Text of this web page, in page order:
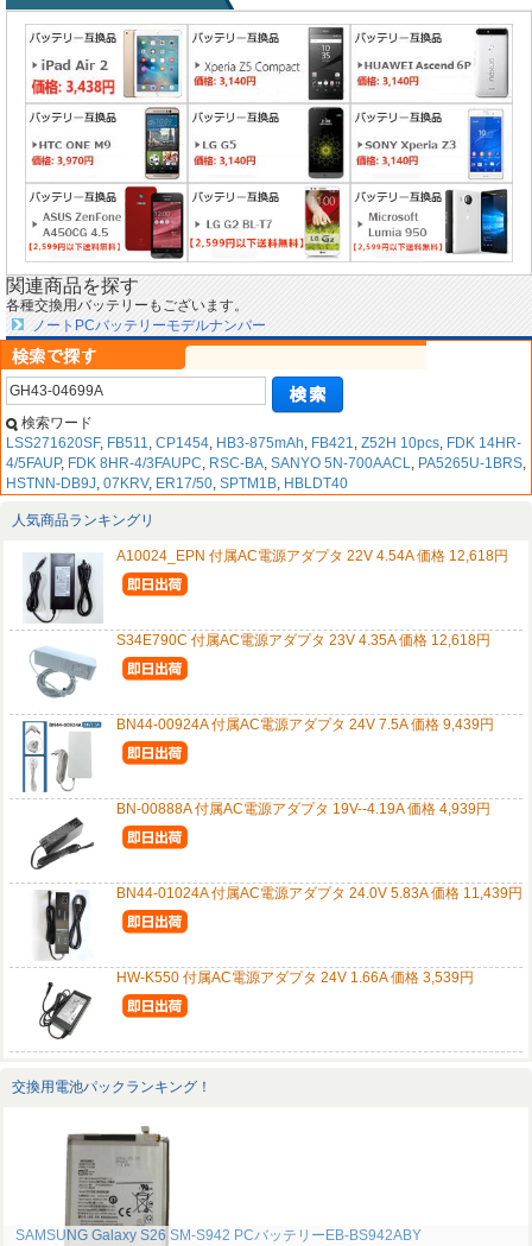
関連商品を探す
各種交換用バッテリーもございます。
ノートPCバッテリーモデルナンバー
検索ワード
LSS271620SF, FB511, CP1454, HB3-875mAh, FB421, Z52H 10pcs, FDK 14HR-
4/5FAUP, FDK 8HR-4/3FAUPC, RSC-BA, SANYO 5N-700AACL, PA5265U-1BRS,
HSTNN-DB9J, 07KRV, ER17/50, SPTM1B, HBLDT40
人気商品ランキングリ
A10024_EPN 付属AC電源アダプタ 22V 4.54A 価格 12,618円
S34E790C 付属AC電源アダプタ 23V 4.35A 価格 12,618円
BN44-00924A 付属AC電源アダプタ 24V 7.5A 価格 9,439円
BN-00888A 付属AC電源アダプタ 19V--4.19A 価格 4,939円
BN44-01024A 付属AC電源アダプタ 24.0V 5.83A 価格 11,439円
HW-K550 付属AC電源アダプタ 24V 1.66A 価格 3,539円
交換用電池パックランキング！
SAMSUNG Galaxy S26 SM-S942 PCバッテリーEB-BS942ABY